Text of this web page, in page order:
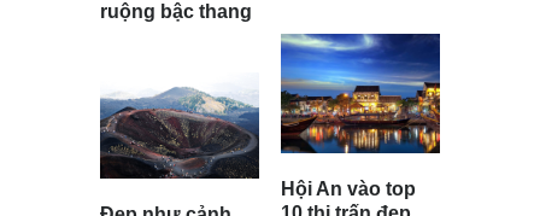
ruộng bậc thang
Hội An vào top